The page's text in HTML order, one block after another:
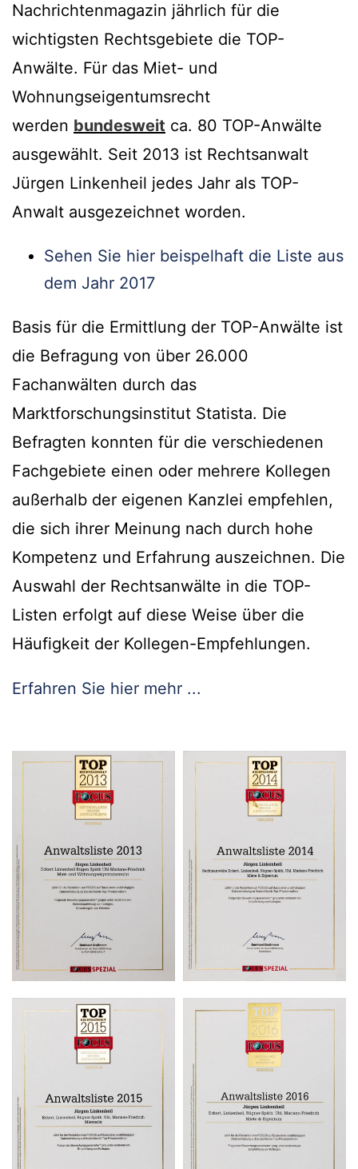
Nachrichtenmagazin jährlich für die
wichtigsten Rechtsgebiete die TOP-
Anwälte. Für das Miet- und
Wohnungseigentumsrecht
werden bundesweit ca. 80 TOP-Anwälte
ausgewählt. Seit 2013 ist Rechtsanwalt
Jürgen Linkenheil jedes Jahr als TOP-
Anwalt ausgezeichnet worden.
Sehen Sie hier beispelhaft die Liste aus
dem Jahr 2017
Basis für die Ermittlung der TOP-Anwälte ist
die Befragung von über 26.000
Fachanwälten durch das
Marktforschungsinstitut Statista. Die
Befragten konnten für die verschiedenen
Fachgebiete einen oder mehrere Kollegen
außerhalb der eigenen Kanzlei empfehlen,
die sich ihrer Meinung nach durch hohe
Kompetenz und Erfahrung auszeichnen. Die
Auswahl der Rechtsanwälte in die TOP-
Listen erfolgt auf diese Weise über die
Häufigkeit der Kollegen-Empfehlungen.
Erfahren Sie hier mehr ...